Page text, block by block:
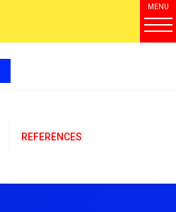
MENU
REFERENCES